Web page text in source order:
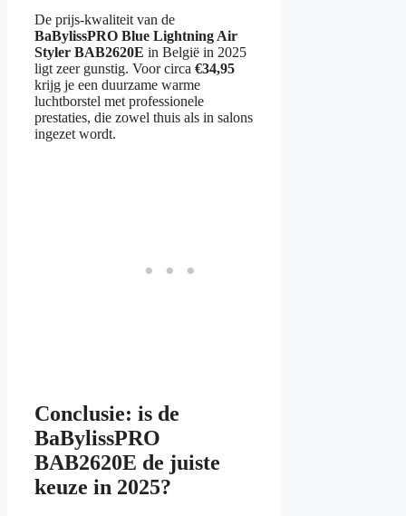
De prijs-kwaliteit van de
BaBylissPRO Blue Lightning Air
Styler BAB2620E in België in 2025
ligt zeer gunstig. Voor circa €34,95
krijg je een duurzame warme
luchtborstel met professionele
prestaties, die zowel thuis als in salons
ingezet wordt.
Conclusie: is de
BaBylissPRO
BAB2620E de juiste
keuze in 2025?